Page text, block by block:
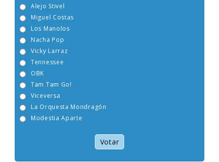
Alejo Stivel
Miguel Costas
Los Manolos
Nacha Pop
Vicky Larraz
Tennessee
OBK
Tam Tam Go!
Viceversa
La Orquesta Mondragón
Modestia Aparte
Votar